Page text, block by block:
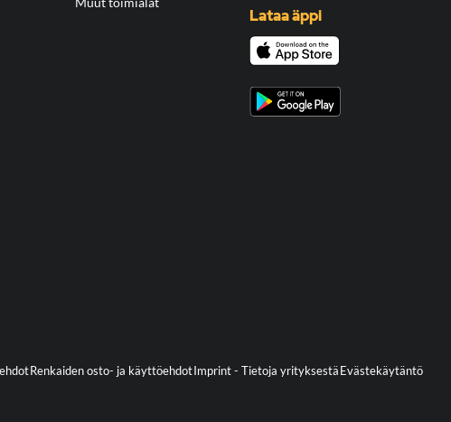
Lataa äppi
Renkaiden osto- ja käyttöehdotImprint - Tietoja yrityksestäEvästekäytäntö